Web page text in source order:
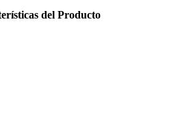
del Producto